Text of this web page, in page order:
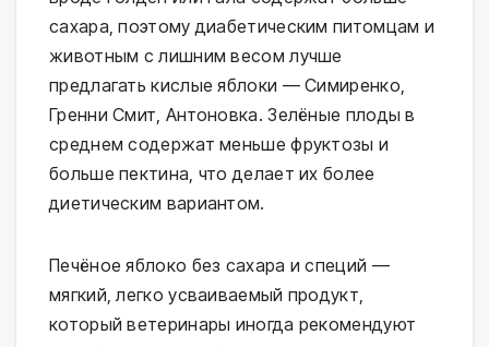
сахара, поэтому диабетическим питомцам и
животным с лишним весом лучше
предлагать кислые яблоки — Симиренко,
Гренни Смит, Антоновка. Зелёные плоды в
среднем содержат меньше фруктозы и
больше пектина, что делает их более
диетическим вариантом.
Печёное яблоко без сахара и специй —
мягкий, легко усваиваемый продукт,
который ветеринары иногда рекомендуют